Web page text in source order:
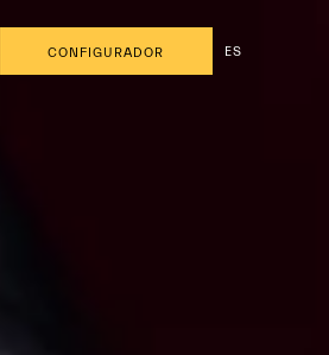
CONFIGURADOR ES